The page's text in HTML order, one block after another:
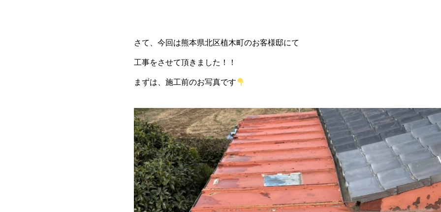
さて、今回は熊本県北区植木町のお客様邸にて
工事をさせて頂きました！！
まずは、施工前のお写真です